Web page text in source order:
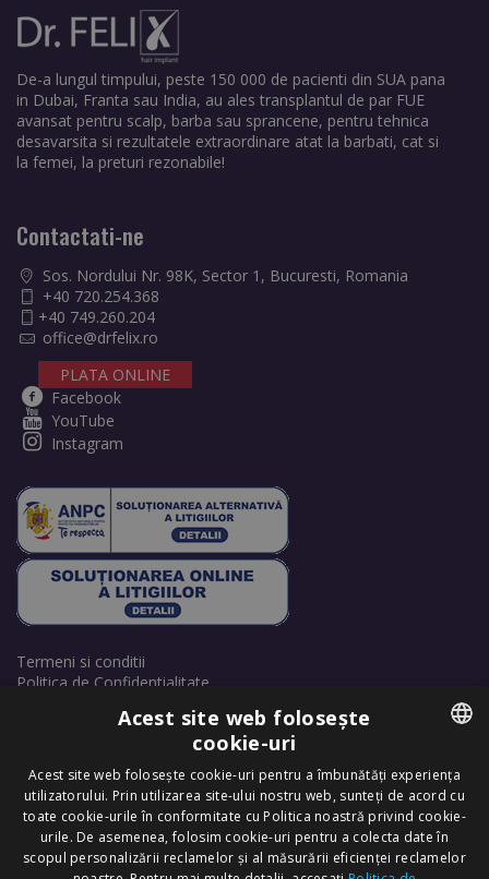
De-a lungul timpului, peste 150 000 de pacienti din SUA pana
in Dubai, Franta sau India, au ales transplantul de par FUE
avansat pentru scalp, barba sau sprancene, pentru tehnica
desavarsita si rezultatele extraordinare atat la barbati, cat si
la femei, la preturi rezonabile!
Contactati-ne
Sos. Nordului Nr. 98K, Sector 1, Bucuresti, Romania
+40 720.254.368
+40 749.260.204
office@drfelix.ro
PLATA ONLINE
Facebook
YouTube
Instagram
Termeni si conditii
Politica de Confidentialitate
Retrage consimțământ cookie-uri
Copyright © 2025 Dr. Felix Hair Implant - Excellence in Hair
ROMANIAN
ENGLISH
Acest site web folosește
cookie-uri
Acest site web folosește cookie-uri pentru a îmbunătăți experiența
utilizatorului. Prin utilizarea site-ului nostru web, sunteți de acord cu
toate cookie-urile în conformitate cu Politica noastră privind cookie-
urile. De asemenea, folosim cookie-uri pentru a colecta date în
scopul personalizării reclamelor și al măsurării eficienței reclamelor